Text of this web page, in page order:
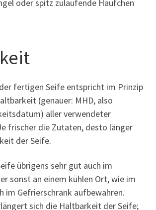
oder spitz zulaufende Häufchen
fertigen Seife entspricht im Prinzip
(genauer: MHD, also
aller verwendeter
frischer die Zutaten, desto länger
der Seife.
übrigens sehr gut auch im
sonst an einem kühlen Ort, wie im
im Gefrierschrank aufbewahren.
sich die Haltbarkeit der Seife;